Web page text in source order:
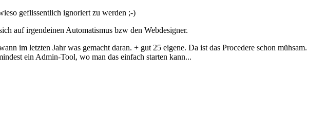
geflissentlich ignoriert zu werden ;-)
auf irgendeinen Automatismus bzw den Webdesigner.
im letzten Jahr was gemacht daran. + gut 25 eigene. Da ist das Procedere schon mühsam.
ein Admin-Tool, wo man das einfach starten kann...